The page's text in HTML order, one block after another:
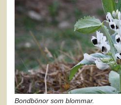
Bondbönor som blommar.